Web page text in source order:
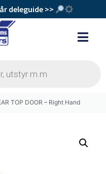
deleguide >>
TOP DOOR – Right Hand